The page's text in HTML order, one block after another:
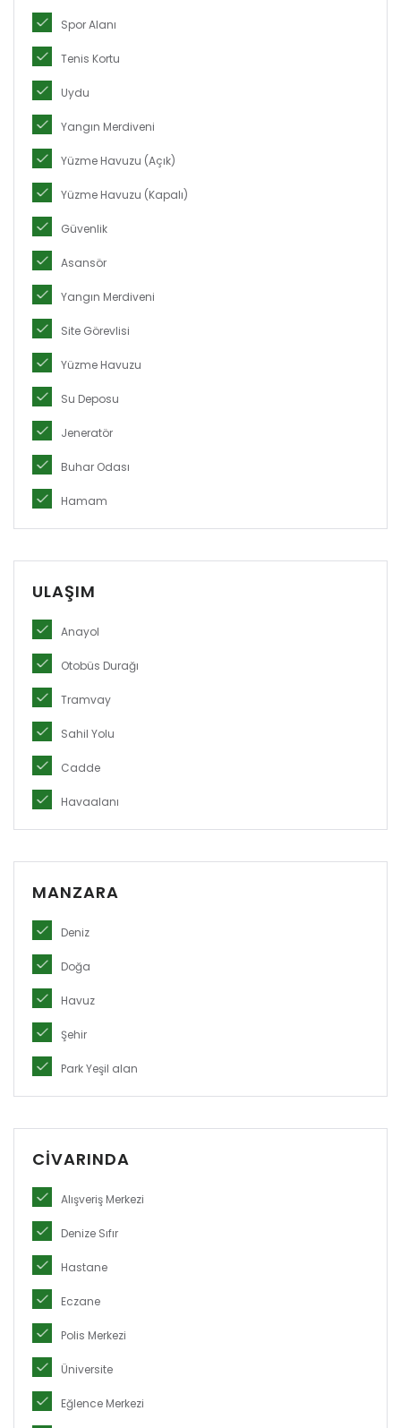
Spor Alanı
Tenis Kortu
Uydu
Yangın Merdiveni
Yüzme Havuzu (Açık)
Yüzme Havuzu (Kapalı)
Güvenlik
Asansör
Yangın Merdiveni
Site Görevlisi
Yüzme Havuzu
Su Deposu
Jeneratör
Buhar Odası
Hamam
ULAŞIM
Anayol
Otobüs Durağı
Tramvay
Sahil Yolu
Cadde
Havaalanı
MANZARA
Deniz
Doğa
Havuz
Şehir
Park Yeşil alan
CIVARINDA
Alışveriş Merkezi
Denize Sıfır
Hastane
Eczane
Polis Merkezi
Üniversite
Eğlence Merkezi